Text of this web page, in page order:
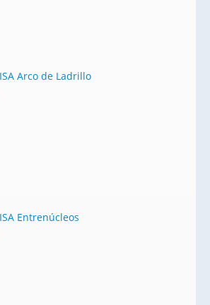
Arco de Ladrillo
Entrenúcleos